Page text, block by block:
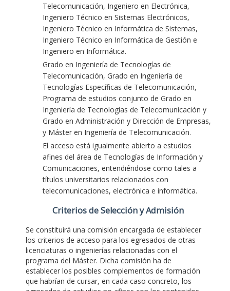
Telecomunicación, Ingeniero en Electrónica,
Ingeniero Técnico en Sistemas Electrónicos,
Ingeniero Técnico en Informática de Sistemas,
Ingeniero Técnico en Informática de Gestión e
Ingeniero en Informática.
Grado en Ingeniería de Tecnologías de
Telecomunicación, Grado en Ingeniería de
Tecnologías Específicas de Telecomunicación,
Programa de estudios conjunto de Grado en
Ingeniería de Tecnologías de Telecomunicación y
Grado en Administración y Dirección de Empresas,
y Máster en Ingeniería de Telecomunicación.
El acceso está igualmente abierto a estudios
afines del área de Tecnologías de Información y
Comunicaciones, entendiéndose como tales a
títulos universitarios relacionados con
telecomunicaciones, electrónica e informática.
Criterios de Selección y Admisión
Se constituirá una comisión encargada de establecer
los criterios de acceso para los egresados de otras
licenciaturas o ingenierías relacionadas con el
programa del Máster. Dicha comisión ha de
establecer los posibles complementos de formación
que habrían de cursar, en cada caso concreto, los